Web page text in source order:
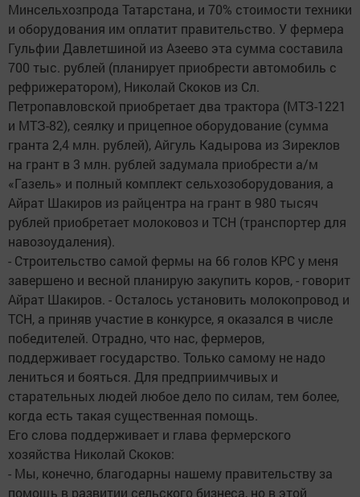
Минсельхозпрода Татарстана, и 70% стоимости техники
и оборудования им оплатит правительство. У фермера
Гульфии Давлетшиной из Азеево эта сумма составила
700 тыс. рублей (планирует приобрести автомобиль с
рефрижератором), Николай Скоков из Сл.
Петропавловской приобретает два трактора (МТЗ-1221
и МТЗ-82), сеялку и прицепное оборудование (сумма
гранта 2,4 млн. рублей), Айгуль Кадырова из Зиреклов
на грант в 3 млн. рублей задумала приобрести а/м
«Газель» и полный комплект сельхозоборудования, а
Айрат Шакиров из райцентра на грант в 980 тысяч
рублей приобретает молоковоз и ТСН (транспортер для
навозоудаления).
- Строительство самой фермы на 66 голов КРС у меня
завершено и весной планирую закупить коров, - говорит
Айрат Шакиров. - Осталось установить молокопровод и
ТСН, а приняв участие в конкурсе, я оказался в числе
победителей. Отрадно, что нас, фермеров,
поддерживает государство. Только самому не надо
лениться и бояться. Для предприимчивых и
старательных людей любое дело по силам, тем более,
когда есть такая существенная помощь.
Его слова поддерживает и глава фермерского
хозяйства Николай Скоков:
- Мы, конечно, благодарны нашему правительству за
помощь в развитии сельского бизнеса, но в этой